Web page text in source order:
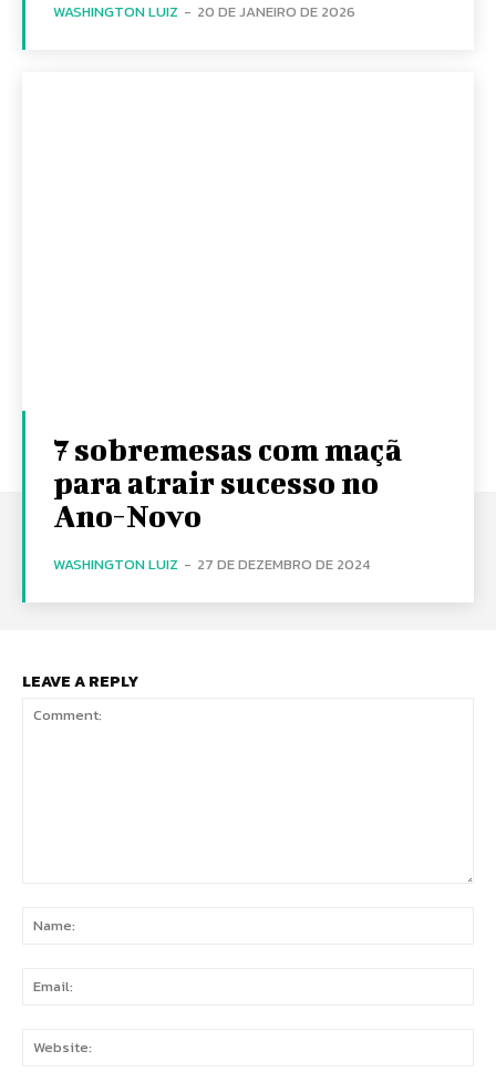
WASHINGTON LUIZ - 20 DE JANEIRO DE 2026
7 sobremesas com maçã
para atrair sucesso no
Ano-Novo
WASHINGTON LUIZ - 27 DE DEZEMBRO DE 2024
LEAVE A REPLY